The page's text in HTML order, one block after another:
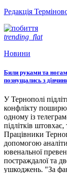
Редакція
trending_flat
Новини
Били руками та
познущались з
У Тернополі
конфлікту
одному із
підлітків штовхає,
Працівники
допомогою
ювенальної
постраждалої та
ушкоджень. "За